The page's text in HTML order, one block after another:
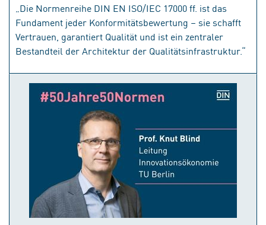
„Die Normenreihe DIN EN ISO/IEC 17000 ff. ist das
Fundament jeder Konformitätsbewertung – sie schafft
Vertrauen, garantiert Qualität und ist ein zentraler
Bestandteil der Architektur der Qualitätsinfrastruktur.“